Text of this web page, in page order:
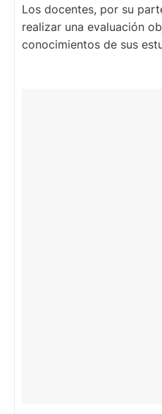
Los docentes, por su
realizar una evaluación
conocimientos de sus